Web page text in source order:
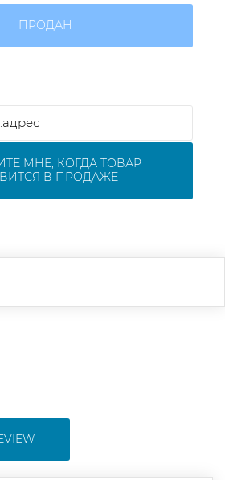
ПРОДАН
МНЕ, КОГДА ТОВАР
В ПРОДАЖЕ